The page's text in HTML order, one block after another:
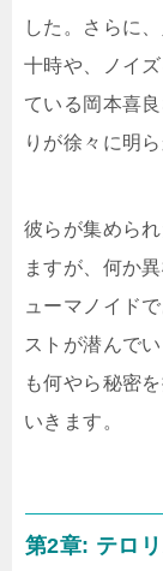
した。さらに
十時や、ノイ
ている岡本喜
りが徐々に明
彼らが集めら
ますが、何か
ューマノイド
ストが潜んで
も何やら秘密
いきます。
第2章: テロ